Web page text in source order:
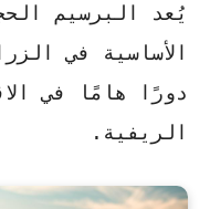
يُعد البرسيم
الأساسية في
دورًا هامًا في
الريفية.